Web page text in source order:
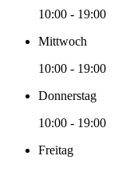
10:00 - 19:00
Mittwoch
10:00 - 19:00
Donnerstag
10:00 - 19:00
Freitag